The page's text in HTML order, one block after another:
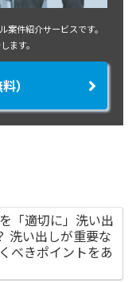
件紹介サービスです。
ます。
）
「適切に」洗い出
洗い出しが重要な
べきポイントをあ